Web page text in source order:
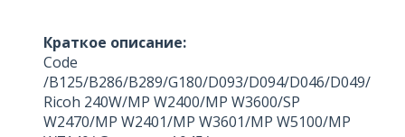
Краткое описание:
Code
/B125/B286/B289/G180/D093/D094/D046/D049/
Ricoh 240W/MP W2400/MP W3600/SP
W2470/MP W2401/MP W3601/MP W5100/MP